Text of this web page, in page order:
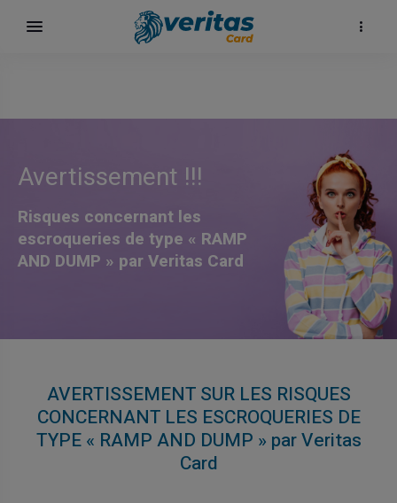
Avertissement !!!
Risques concernant les
escroqueries de type « RAMP
AND DUMP » par Veritas Card
AVERTISSEMENT SUR LES RISQUES
CONCERNANT LES ESCROQUERIES DE
TYPE « RAMP AND DUMP » par Veritas
Card